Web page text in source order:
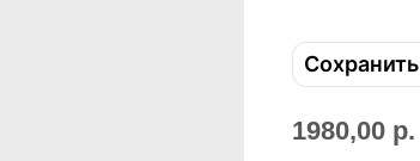
1980,00 р.